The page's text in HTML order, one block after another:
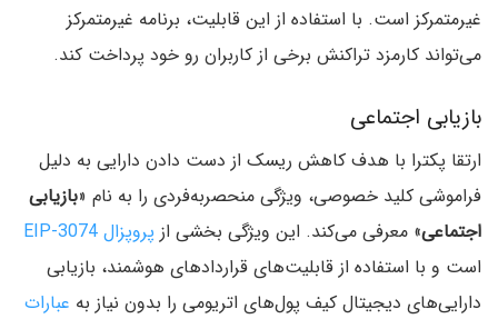
غیرمتمرکز است. با استفاده از این قابلیت، برنامه غیرمتمرکز
می‌تواند کارمزد تراکنش برخی از کاربران رو خود پرداخت کند.
بازیابی اجتماعی
ارتقا پکترا با هدف کاهش ریسک از دست دادن دارایی به دلیل
فراموشی کلید خصوصی، ویژگی منحصر‌به‌فردی را به نام «بازیابی
اجتماعی» معرفی می‌کند. این ویژگی بخشی از پروپزال EIP-3074
است و با استفاده از قابلیت‌های قراردادهای هوشمند، بازیابی
دارایی‌های دیجیتال کیف‌ پول‌های اتریومی را بدون نیاز به عبارات